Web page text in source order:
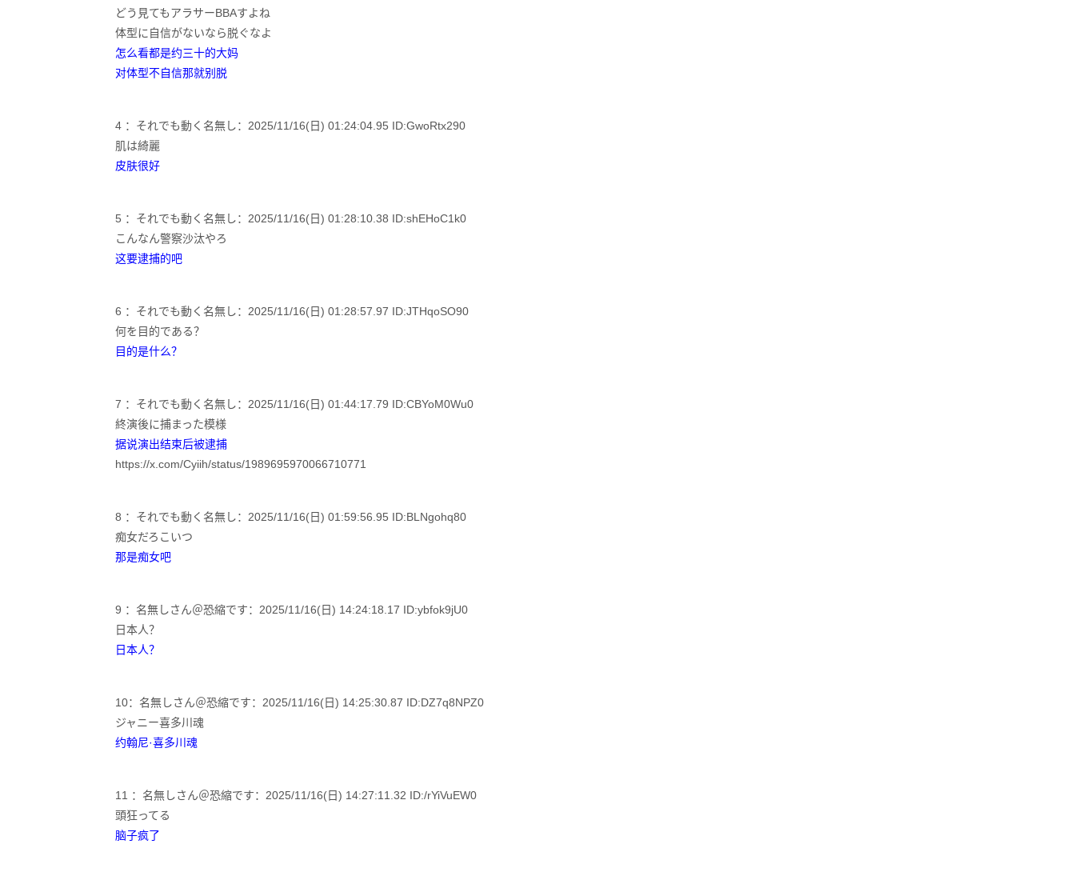
どう見てもアラサーBBAすよね
体型に自信がないなら脱ぐなよ
怎么看都是约三十的大妈
对体型不自信那就别脱
4 ：それでも動く名無し：2025/11/16(日) 01:24:04.95 ID:GwoRtx290
肌は綺麗
皮肤很好
5 ：それでも動く名無し：2025/11/16(日) 01:28:10.38 ID:shEHoC1k0
こんなん警察沙汰やろ
这要逮捕的吧
6 ：それでも動く名無し：2025/11/16(日) 01:28:57.97 ID:JTHqoSO90
何を目的である？
目的是什么？
7 ：それでも動く名無し：2025/11/16(日) 01:44:17.79 ID:CBYoM0Wu0
終演後に捕まった模様
据说演出结束后被逮捕
https://x.com/Cyiih/status/1989695970066710771
8 ：それでも動く名無し：2025/11/16(日) 01:59:56.95 ID:BLNgohq80
痴女だろこいつ
那是痴女吧
9 ：名無しさん＠恐縮です：2025/11/16(日) 14:24:18.17 ID:ybfok9jU0
日本人？
日本人？
10：名無しさん＠恐縮です：2025/11/16(日) 14:25:30.87 ID:DZ7q8NPZ0
ジャニー喜多川魂
约翰尼·喜多川魂
11 ：名無しさん＠恐縮です：2025/11/16(日) 14:27:11.32 ID:/rYiVuEW0
頭狂ってる
脑子疯了